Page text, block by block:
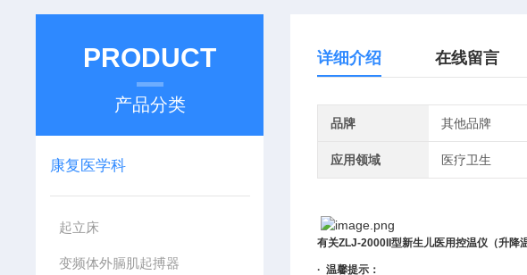
PRODUCT
产品分类
康复医学科
起立床
变频体外膈肌起搏器
详细介绍 在线留言
品牌 其他品牌
应用领域 医疗卫生
有关ZLJ-2000II型新生儿医用控温仪（升降
·温馨提示：